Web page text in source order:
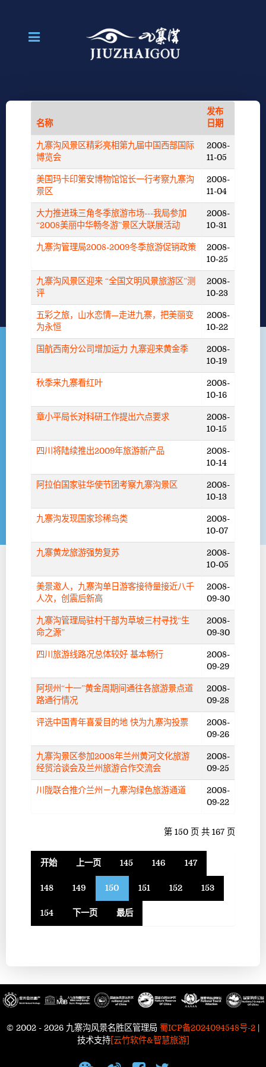
名称
发布
日期
九寨沟风景区精彩亮相第九届中国西部国际
博览会
2008-
11-05
美国玛卡印第安博物馆馆长一行考察九寨沟
景区
2008-
11-04
大力推进珠三角冬季旅游市场---我局参加
“2008美丽中华畅冬游”景区大联展活动
2008-
10-31
九寨沟管理局2008-2009冬季旅游促销政策
2008-
10-25
九寨沟风景区迎来 “全国文明风景旅游区”测
评
2008-
10-23
五彩之旅，山水恋情—走进九寨，把美丽变
为永恒
2008-
10-22
国航西南分公司增加运力 九寨迎来黄金季
2008-
10-19
秋季来九寨看红叶
2008-
10-16
章小平局长对科研工作提出六点要求
2008-
10-15
四川将陆续推出2009年旅游新产品
2008-
10-14
阿拉伯国家驻华使节团考察九寨沟景区
2008-
10-13
九寨沟发现国家珍稀鸟类
2008-
10-07
九寨黄龙旅游强势复苏
2008-
10-05
美景邀人，九寨沟单日游客接待量接近八千
人次，创震后新高
2008-
09-30
九寨沟管理局驻村干部为草坡三村寻找“生
命之源”
2008-
09-30
四川旅游线路况总体较好 基本畅行
2008-
09-29
阿坝州“十一”黄金周期间通往各旅游景点道
路通行情况
2008-
09-28
评选中国青年喜爱目的地 快为九寨沟投票
2008-
09-26
九寨沟景区参加2008年兰州黄河文化旅游
经贸洽谈会及兰州旅游合作交流会
2008-
09-25
川陇联合推介兰州－九寨沟绿色旅游通道
2008-
09-22
第 150 页 共 167 页
开始 上一页 145 146 147
148 149 150 151 152 153
154 下一页 最后
© 2002 - 2026 九寨沟风景名胜区管理局 蜀ICP备2024094548号-2 |
技术支持[云竹软件&智慧旅游]